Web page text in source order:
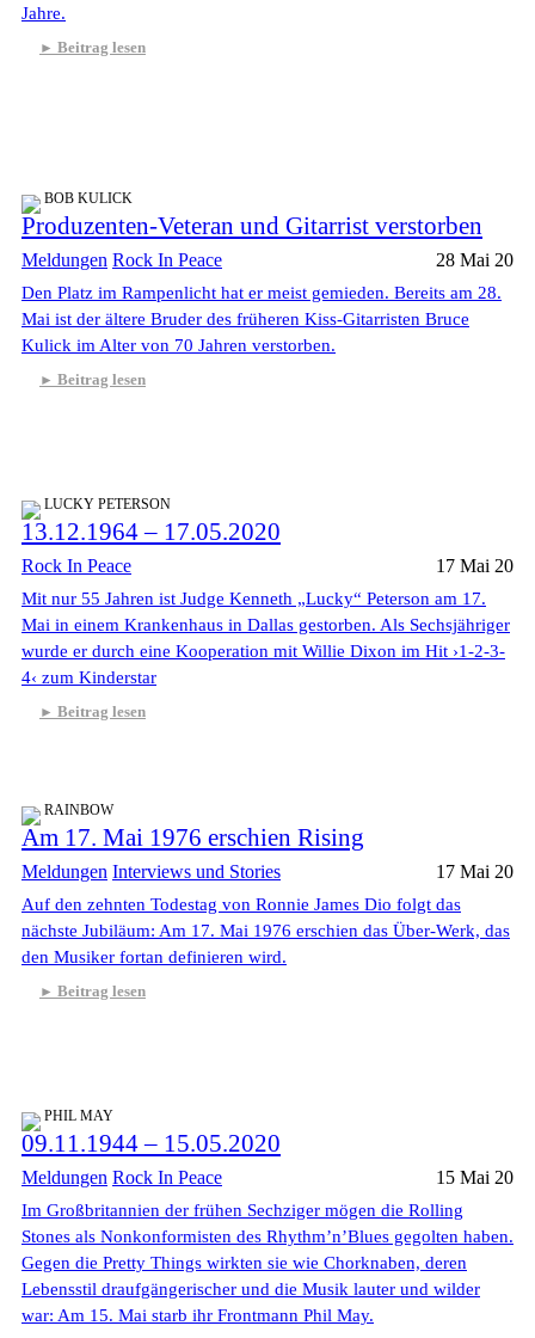
Jahre.
Beitrag lesen
BOB KULICK
Produzenten-Veteran und Gitarrist verstorben
Meldungen Rock In Peace 28 Mai 20
Den Platz im Rampenlicht hat er meist gemieden. Bereits am 28.
Mai ist der ältere Bruder des früheren Kiss-Gitarristen Bruce
Kulick im Alter von 70 Jahren verstorben.
Beitrag lesen
LUCKY PETERSON
13.12.1964 – 17.05.2020
Rock In Peace 17 Mai 20
Mit nur 55 Jahren ist Judge Kenneth „Lucky“ Peterson am 17.
Mai in einem Krankenhaus in Dallas gestorben. Als Sechsjähriger
wurde er durch eine Kooperation mit Willie Dixon im Hit ›1-2-3-
4‹ zum Kinderstar
Beitrag lesen
RAINBOW
Am 17. Mai 1976 erschien Rising
Meldungen Interviews und Stories 17 Mai 20
Auf den zehnten Todestag von Ronnie James Dio folgt das
nächste Jubiläum: Am 17. Mai 1976 erschien das Über-Werk, das
den Musiker fortan definieren wird.
Beitrag lesen
PHIL MAY
09.11.1944 – 15.05.2020
Meldungen Rock In Peace 15 Mai 20
Im Großbritannien der frühen Sechziger mögen die Rolling
Stones als Nonkonformisten des Rhythm’n’Blues gegolten haben.
Gegen die Pretty Things wirkten sie wie Chorknaben, deren
Lebensstil draufgängerischer und die Musik lauter und wilder
war: Am 15. Mai starb ihr Frontmann Phil May.